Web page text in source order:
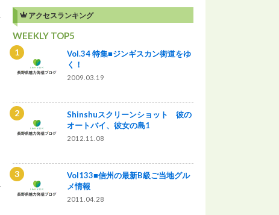
アクセスランキング
WEEKLY TOP5
Vol.34 特集■ジンギスカン街道をゆ
く！
2009.03.19
Shinshuスクリーンショット 彼の
オートバイ、彼女の島1
2012.11.08
Vol133■信州の最新B級ご当地グル
メ情報
2011.04.28